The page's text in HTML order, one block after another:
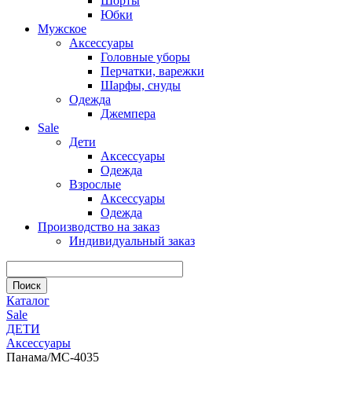
Юбки
Мужское
Аксессуары
Головные уборы
Перчатки, варежки
Шарфы, снуды
Одежда
Джемпера
Sale
Дети
Аксессуары
Одежда
Взрослые
Аксессуары
Одежда
Производство на заказ
Индивидуальный заказ
Каталог
Sale
ДЕТИ
Аксессуары
Панама/МС-4035